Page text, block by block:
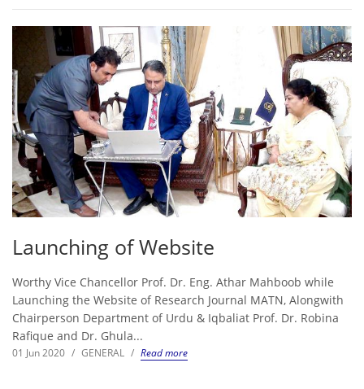
Launching of Website
Worthy Vice Chancellor Prof. Dr. Eng. Athar Mahboob while
Launching the Website of Research Journal MATN, Alongwith
Chairperson Department of Urdu & Iqbaliat Prof. Dr. Robina
Rafique and Dr. Ghula...
01 Jun 2020 / GENERAL / Read more